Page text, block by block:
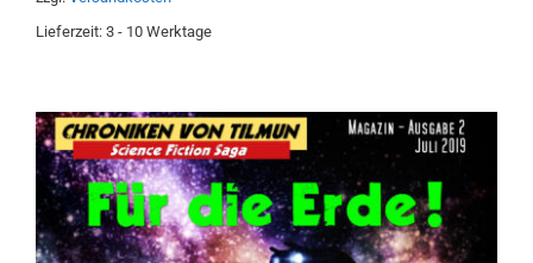
Lieferzeit: 3 - 10 Werktage